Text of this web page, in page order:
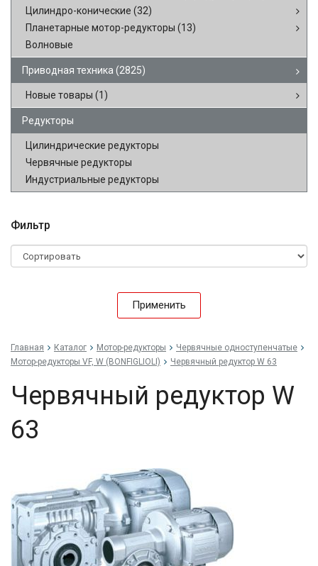
Цилиндро-конические (32)
Планетарные мотор-редукторы (13)
Волновые
Приводная техника (2825)
Новые товары (1)
Редукторы
Цилиндрические редукторы
Червячные редукторы
Индустриальные редукторы
Фильтр
Применить
Главная Каталог Мотор-редукторы
Червячные одноступенчатые
Мотор-редукторы VF, W (BONFIGLIOLI)
Червячный редуктор W 63
Червячный редуктор W
63